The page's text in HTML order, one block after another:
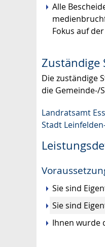
Alle
Fokus auf
Zuständige
Die zuständige
die Gemeinde-/
Landratsamt
Stadt
Sie sind
Sie sind
Ihnen wurde